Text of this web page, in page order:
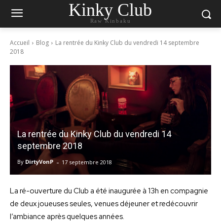
Kinky Club
Raw Kinbaku
Accueil Blog
La rentrée du Kinky Club du vendredi 14 septembre
2018
La rentrée du Kinky Club du vendredi 14
septembre 2018
By DirtyVonP - 17 septembre 2018
La ré-ouverture du Club a été inaugurée à 13h en compagnie
de deux joueuses seules, venues déjeuner et redécouvrir
l’ambiance après quelques années.